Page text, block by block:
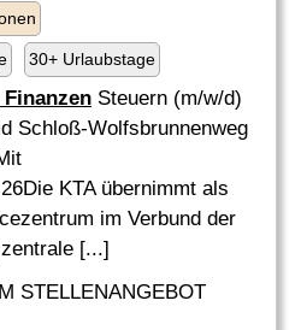
30+ Urlaubstage
Steuern (m/w/d)
Schloß-Wolfsbrunnenweg
KTA übernimmt als
im Verbund der
[...]
STELLENANGEBOT